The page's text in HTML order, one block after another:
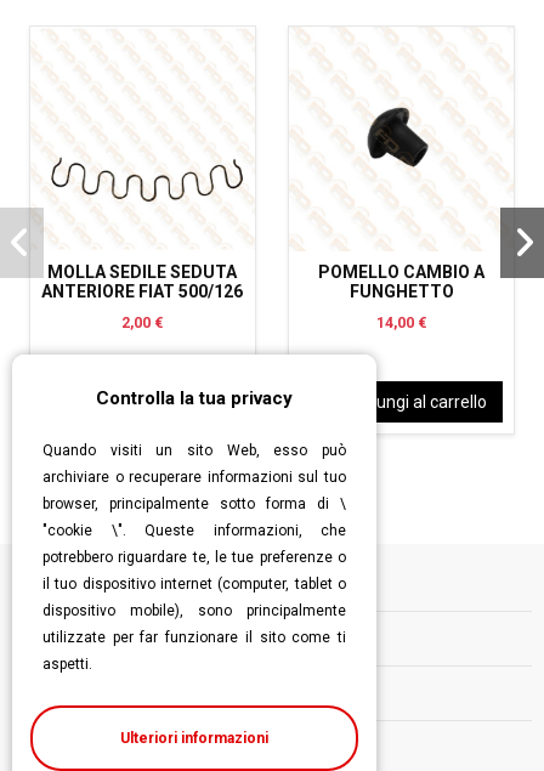
MOLLA SEDILE SEDUTA
ANTERIORE FIAT 500/126
2,00 €
Aggiungi al carrello
POMELLO CAMBIO A
FUNGHETTO
14,00 €
Aggiungi al carrello
Informazioni
Follow us
Controlla la tua privacy
Quando visiti un sito Web, esso può
archiviare o recuperare informazioni sul tuo
browser, principalmente sotto forma di \
"cookie \". Queste informazioni, che
potrebbero riguardare te, le tue preferenze o
il tuo dispositivo internet (computer, tablet o
dispositivo mobile), sono principalmente
utilizzate per far funzionare il sito come ti
aspetti.
Ulteriori informazioni